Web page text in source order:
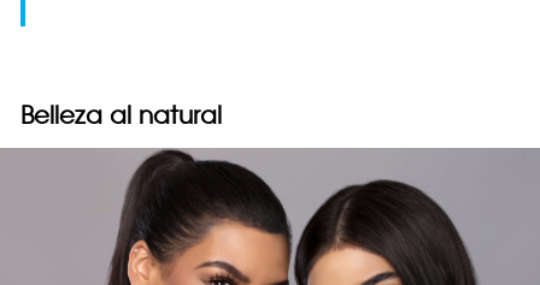
Belleza al natural